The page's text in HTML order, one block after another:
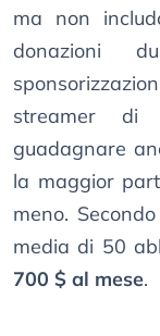
ma non
donazioni
streamer di
guadagnare
la maggior
meno.
media di 50
700 $ al mese.